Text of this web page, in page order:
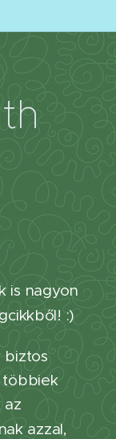
is nagyon
:)
biztos
többiek
az
azzal,